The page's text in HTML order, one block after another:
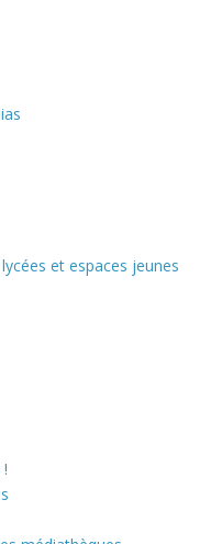
et espaces jeunes